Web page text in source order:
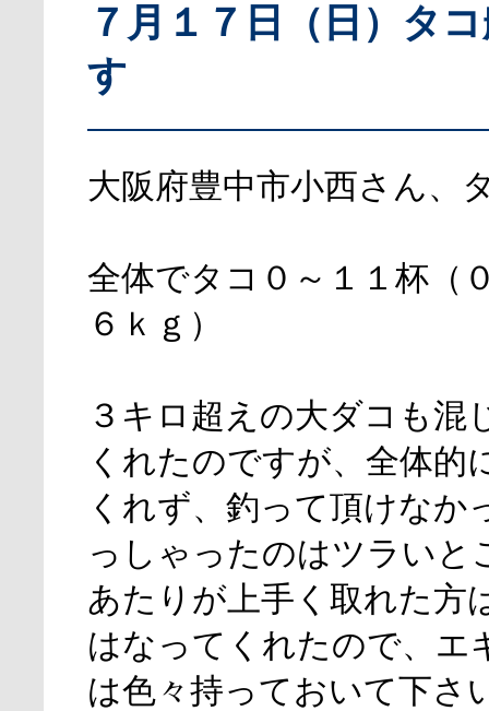
７月１７日（日）タ
す
大阪府豊中市小西さん、
全体でタコ０～１１杯（
６ｋｇ）
３キロ超えの大ダコも混
くれたのですが、全体的
くれず、釣って頂けなか
っしゃったのはツラいと
あたりが上手く取れた方
はなってくれたので、エ
は色々持っておいて下さ